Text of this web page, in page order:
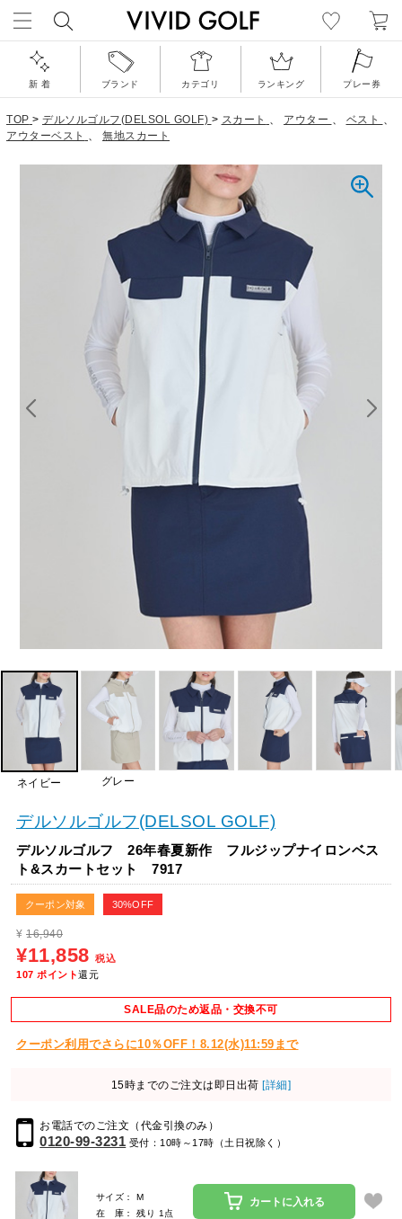
新 着 ブランド カテゴリ ランキング プレー券
TOP > デルソルゴルフ(DELSOL GOLF) > スカート 、 アウター 、 ベスト 、
アウターベスト 、 無地スカート
ネイビー グレー
デルソルゴルフ(DELSOL GOLF)
デルソルゴルフ 26年春夏新作 フルジップナイロンベス
ト&スカートセット 7917
クーポン対象 30%OFF
¥ 16,940
¥11,858 税込
107 ポイント還元
SALE品のため返品・交換不可
クーポン利用でさらに10％OFF！8.12(水)11:59まで
15時までのご注文は即日出荷 [詳細]
お電話でのご注文（代金引換のみ）
0120-99-3231 受付：10時～17時（土日祝除く）
サイズ： M
在 庫： 残り 1点
カートに入れる